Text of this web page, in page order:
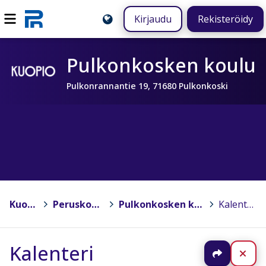
Kirjaudu Rekisteröidy
Pulkonkosken koulu
Pulkonrannantie 19, 71680 Pulkonkoski
Kuopio > Peruskoulut > Pulkonkosken koulu > Kalenteri
Kalenteri Jaa